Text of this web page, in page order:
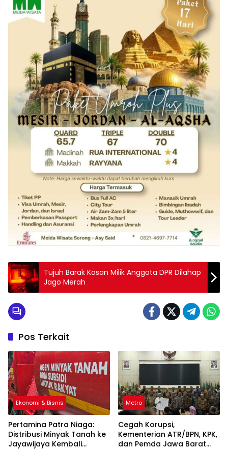
Tujuh Barak Kosan Milik Anggota DPR Dilahap
Jago Merah
Pos Terkait
Ekonomi & Bisnis
Pertamina Patra Niaga:
Distribusi Minyak Tanah ke
Jayawijaya Kembali
Metro
Cegah Korupsi,
Kementerian ATR/BPN, KPK,
dan Pemda Jawa Barat